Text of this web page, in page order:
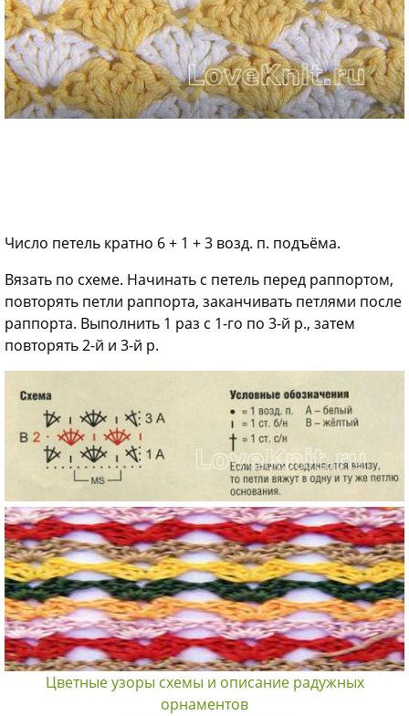
Число петель кратно 6 + 1 + 3 возд. п. подъёма.
Вязать по схеме. Начинать с петель перед раппортом,
повторять петли раппорта, заканчивать петлями после
раппорта. Выполнить 1 раз с 1-го по 3-й р., затем
повторять 2-й и 3-й р.
Цветные узоры схемы и описание радужных
орнаментов